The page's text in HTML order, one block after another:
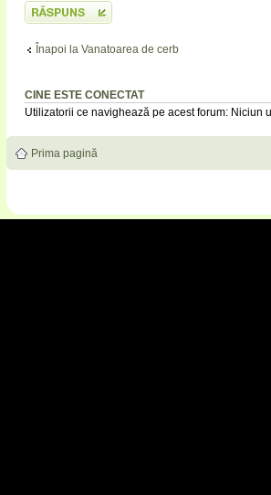
Scrie un răspuns
Înapoi la Vanatoarea de cerb
CINE ESTE CONECTAT
Utilizatorii ce navighează pe acest forum: Niciun
Prima pagină